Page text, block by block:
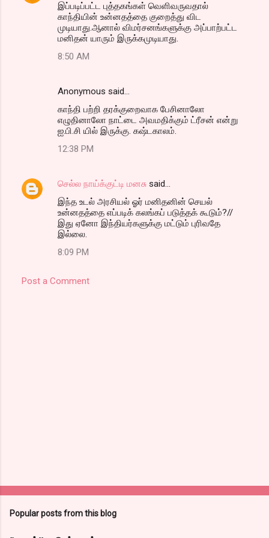
இப்படிப்பட்ட புத்தகங்கள் வெளிவருவதால்
காந்தியின் உன்னதத்தை குறைத்து விட
முடியாது.ஆனால் விமர்சனங்களுக்கு அப்பாற்பட்ட
மனிதன் யாரும் இருக்கமுடியாது.
8:50 AM
Anonymous said…
காந்தி பற்றி தரக்குறைவாக பேசினாலோ
எழுதினாலோ நாட்டை அவமதிக்கும் ட்ரீசன் என்று
ஐ.பி.சி யில் இருக்கு. கஷ்டகாலம்.
12:38 PM
செல்ல நாய்க்குட்டி மனசு said…
இந்த உடல் அரசியல் ஓர் மனிதனின் செயல்
உன்னதத்தை எப்படிக் கலங்கப் படுத்தக் கூடும்?//
இது ஏனோ இந்தியர்களுக்கு மட்டும் புரிவதே
இல்லை.
8:09 PM
Post a Comment
Popular posts from this blog